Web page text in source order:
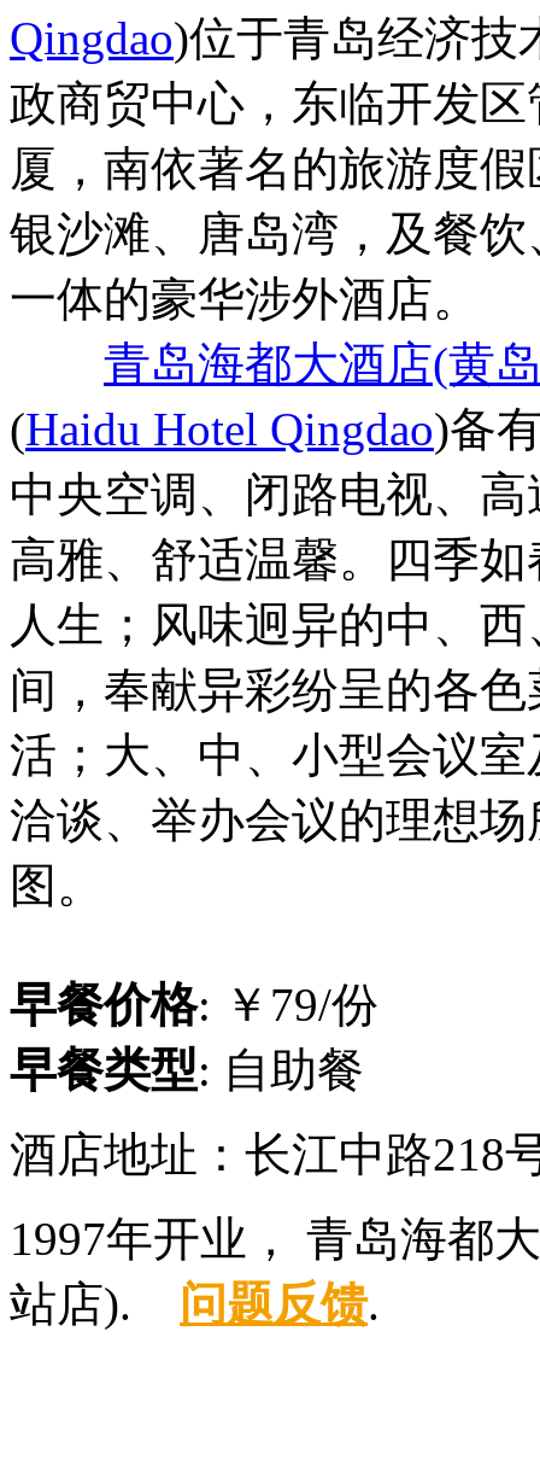
Qingdao)位于青岛经济技
政商贸中心，东临开发
厦，南依著名的旅游度
银沙滩、唐岛湾，及餐
一体的豪华涉外酒店。
青岛海都大酒店(黄
(Haidu Hotel Qingdao)备
中央空调、闭路电视、
高雅、舒适温馨。四季
人生；风味迥异的中、
间，奉献异彩纷呈的各
活；大、中、小型会议
洽谈、举办会议的理想
图。
早餐价格: ￥79/份
早餐类型: 自助餐
酒店地址：长江中路218
1997年开业， 青岛海都
站店). 问题反馈.